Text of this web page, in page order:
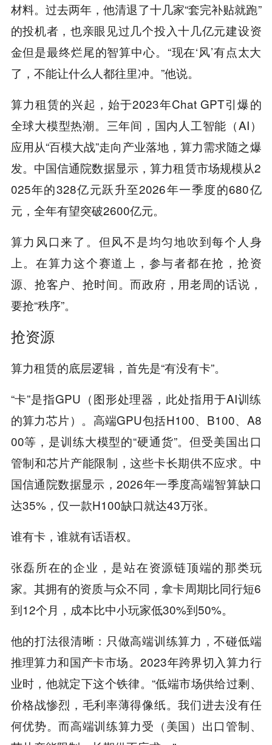
材料。过去两年，他清退了十几家“套完补贴就跑”
的投机者，也亲眼见过几个投入十几亿元建设资
金但是最终烂尾的智算中心。“现在‘风’有点太大
了，不能让什么人都往里冲。”他说。
算力租赁的兴起，始于2023年Chat GPT引爆的
全球大模型热潮。三年间，国内人工智能（AI）
应用从“百模大战”走向产业落地，算力需求随之爆
发。中国信通院数据显示，算力租赁市场规模从2
025年的328亿元跃升至2026年一季度的680亿
元，全年有望突破2600亿元。
算力风口来了。但风不是均匀地吹到每个人身
上。在算力这个赛道上，参与者都在抢，抢资
源、抢客户、抢时间。而政府，用老周的话说，
要抢“秩序”。
抢资源
算力租赁的底层逻辑，首先是“有没有卡”。
“卡”是指GPU（图形处理器，此处指用于AI训练
的算力芯片）。高端GPU包括H100、B100、A8
00等，是训练大模型的“硬通货”。但受美国出口
管制和芯片产能限制，这些卡长期供不应求。中
国信通院数据显示，2026年一季度高端智算缺口
达35%，仅一款H100缺口就达43万张。
谁有卡，谁就有话语权。
张磊所在的企业，是站在资源链顶端的那类玩
家。其拥有的资质与众不同，拿卡周期比同行短6
到12个月，成本比中小玩家低30%到50%。
他的打法很清晰：只做高端训练算力，不碰低端
推理算力和国产卡市场。2023年跨界切入算力行
业时，他就定下这个铁律。“低端市场供给过剩、
价格战惨烈，毛利率薄得像纸。我们进去没有任
何优势。而高端训练算力受（美国）出口管制、